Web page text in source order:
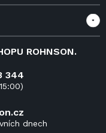
ROHNSON.
344
dnech